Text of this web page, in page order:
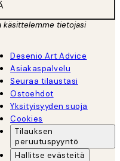
käsittelemme tietojasi
Desenio Art Advice
Asiakaspalvelu
Seuraa tilaustasi
Ostoehdot
Yksityisyyden suoja
Cookies
Tilauksen
peruutuspyyntö
Hallitse evästeitä